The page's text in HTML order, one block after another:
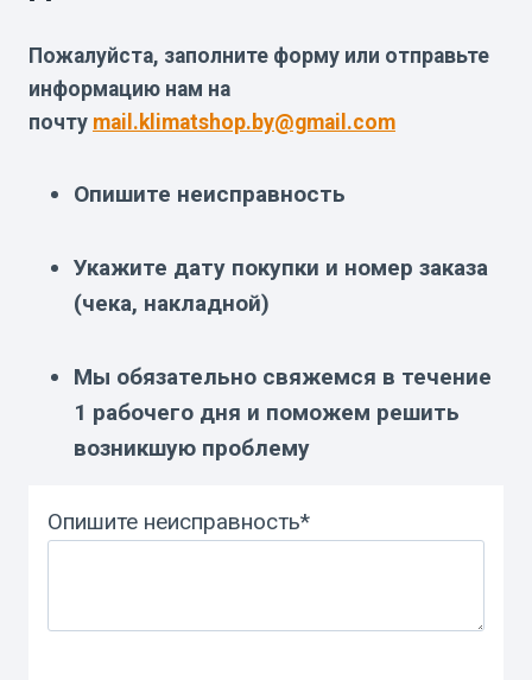
Пожалуйста, заполните форму или отправьте
информацию нам на
почту mail.klimatshop.by@gmail.com
Опишите неисправность
Укажите дату покупки и номер заказа
(чека, накладной)
Мы обязательно свяжемся в течение
1 рабочего дня и поможем решить
возникшую проблему
Опишите неисправность*